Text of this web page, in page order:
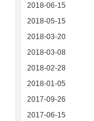
2018-06-15
2018-05-15
2018-03-20
2018-03-08
2018-02-28
2018-01-05
2017-09-26
2017-06-15